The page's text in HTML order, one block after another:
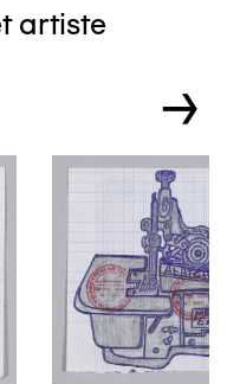
artiste
→